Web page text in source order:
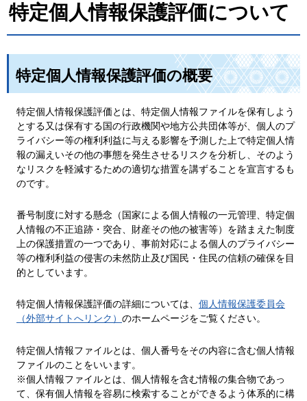
特定個人情報保護評価について
特定個人情報保護評価の概要
特定個人情報保護評価とは、特定個人情報ファイルを保有しよう
とする又は保有する国の行政機関や地方公共団体等が、個人のプ
ライバシー等の権利利益に与える影響を予測した上で特定個人情
報の漏えいその他の事態を発生させるリスクを分析し、そのよう
なリスクを軽減するための適切な措置を講ずることを宣言するも
のです。
番号制度に対する懸念（国家による個人情報の一元管理、特定個
人情報の不正追跡・突合、財産その他の被害等）を踏まえた制度
上の保護措置の一つであり、事前対応による個人のプライバシー
等の権利利益の侵害の未然防止及び国民・住民の信頼の確保を目
的としています。
特定個人情報保護評価の詳細については、 個人情報保護委員会
（外部サイトへリンク） のホームページをご覧ください。
特定個人情報ファイルとは、個人番号をその内容に含む個人情報
ファイルのことをいいます。
※個人情報ファイルとは、個人情報を含む情報の集合物であっ
て、保有個人情報を容易に検索することができるよう体系的に構